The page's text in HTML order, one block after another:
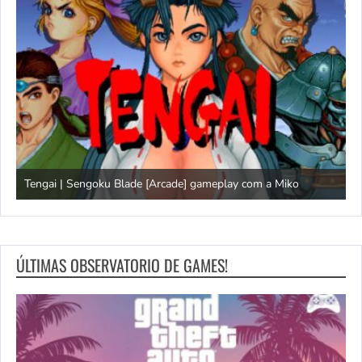
Tengai | Sengoku Blade [Arcade] gameplay com a Miko
ÚLTIMAS OBSERVATORIO DE GAMES!